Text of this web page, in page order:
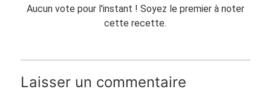
Aucun vote pour l'instant ! Soyez le premier à noter
cette recette.
Laisser un commentaire